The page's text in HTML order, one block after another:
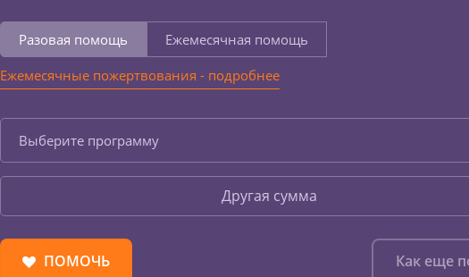
Разовая помощь
Ежемесячная помощь
Ежемесячные пожертвования - подробнее
Выберите программу
Другая сумма
ПОМОЧЬ Как еще